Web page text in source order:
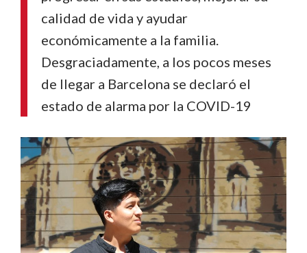
calidad de vida y ayudar
económicamente a la familia.
Desgraciadamente, a los pocos meses
de llegar a Barcelona se declaró el
estado de alarma por la COVID-19